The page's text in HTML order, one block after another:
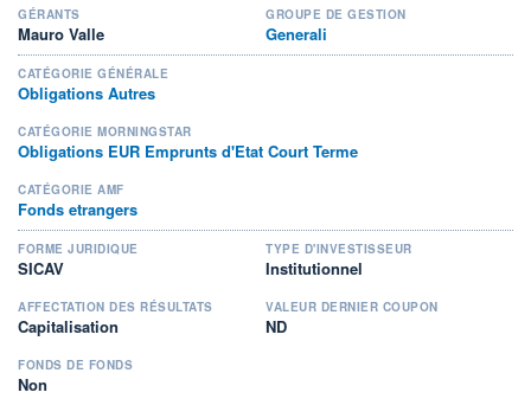
GÉRANTS
Mauro Valle
GROUPE DE GESTION
Generali
CATÉGORIE GÉNÉRALE
Obligations Autres
CATÉGORIE MORNINGSTAR
Obligations EUR Emprunts d'Etat Court Terme
CATÉGORIE AMF
Fonds etrangers
FORME JURIDIQUE
SICAV
TYPE D'INVESTISSEUR
Institutionnel
AFFECTATION DES RÉSULTATS
Capitalisation
VALEUR DERNIER COUPON
ND
FONDS DE FONDS
Non